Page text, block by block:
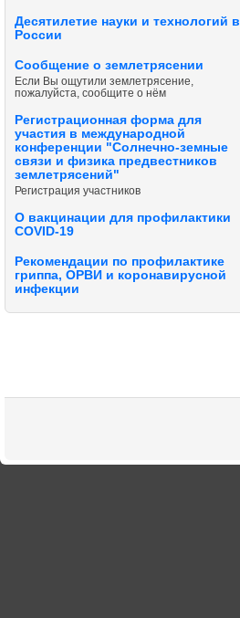
Десятилетие науки и технологий в
России
Сообщение о землетрясении
Если Вы ощутили землетрясение,
пожалуйста, сообщите о нём
Регистрационная форма для
участия в международной
конференции "Солнечно-земные
связи и физика предвестников
землетрясений"
Регистрация участников
О вакцинации для профилактики
COVID-19
Рекомендации по профилактике
гриппа, ОРВИ и коронавирусной
инфекции